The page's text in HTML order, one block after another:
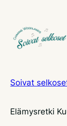
Soivat
Elämysretki